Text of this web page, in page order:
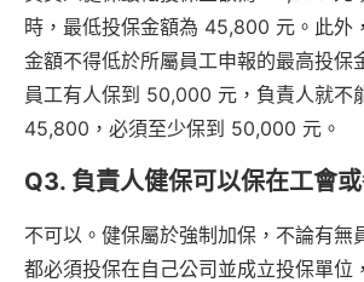
時，最低投保金額為 45,800 元。此外
金額不得低於所屬員工申報的最高投保
員工有人保到 50,000 元，負責人就
45,800，必須至少保到 50,000 元。
Q3. 負責人健保可以保在工會
不可以。健保屬於強制加保，不論有無
都必須投保在自己公司並成立投保單位，